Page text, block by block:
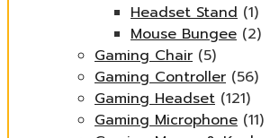
Headset Stand (1)
Mouse Bungee (2)
Gaming Chair (5)
Gaming Controller (56)
Gaming Headset (121)
Gaming Microphone (11)